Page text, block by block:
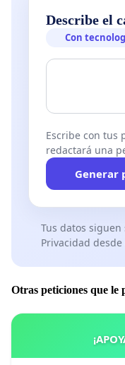
Describe el
Con
Escribe con tus
redactará una
Generar
Tus datos siguen
Privacidad
Otras peticiones que le